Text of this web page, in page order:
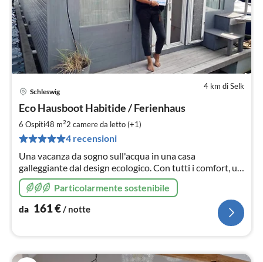
4 km di Selk
Schleswig
Eco Hausboot Habitide / Ferienhaus
6 Ospiti48 m22 camere da letto (+1)
4 recensioni
Una vacanza da sogno sull'acqua in una casa
galleggiante dal design ecologico. Con tutti i comfort, un
porto ben curato, uno splendido scenario e tanta cultura
- la natura al posto della plastica :)
Particolarmente sostenibile
da 161€/ notte